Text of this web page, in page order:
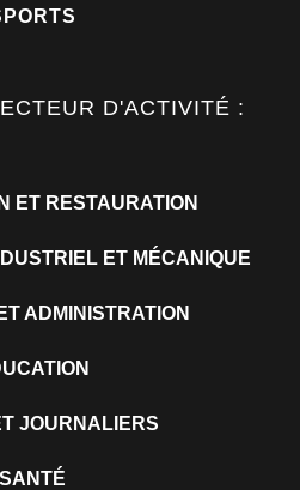
D'ACTIVITÉ :
ET RESTAURATION
ET MÉCANIQUE
ADMINISTRATION
JOURNALIERS
SANTÉ